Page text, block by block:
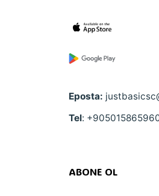
Eposta:
Tel:
ABONE OL